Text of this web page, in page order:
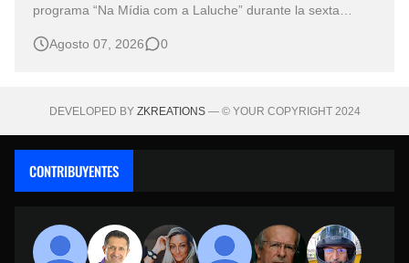
programa “Na Mídia com a Laluche” durante la sexta
eventos benéficos más importantes de Brasil. En medio del
Agosto 07, 2026 0
DEVELOPED BY ZKREATIONS— © YOUR COPYRIGHT 2024
CONTRIBUYENTES